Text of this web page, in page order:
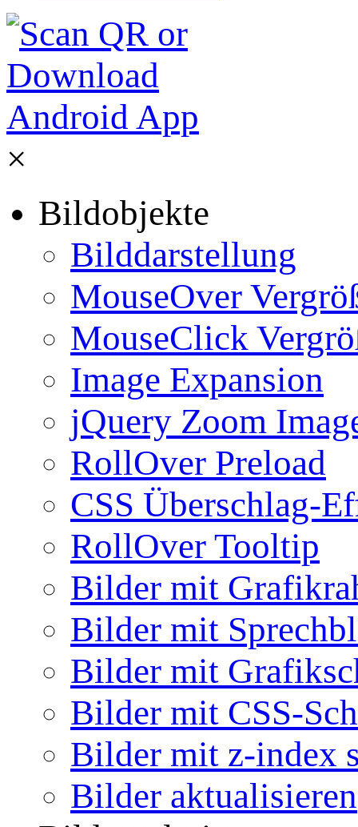
×
Bildobjekte
Bilddarstellung
MouseOver
MouseClick
Image Expansion
jQuery Zoom
RollOver Preload
CSS Überschlag-
RollOver Tooltip
Bilder mit
Bilder mit
Bilder mit
Bilder mit CSS-
Bilder mit z-index
Bilder aktualisieren